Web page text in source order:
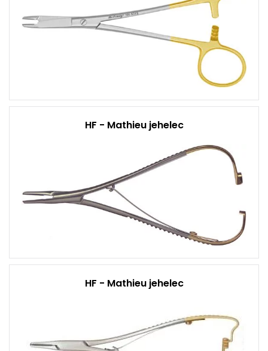
HF - Mathieu jehelec
HF - Mathieu jehelec